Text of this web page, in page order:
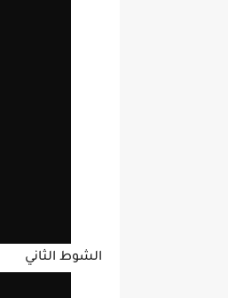
الشوط الثاني